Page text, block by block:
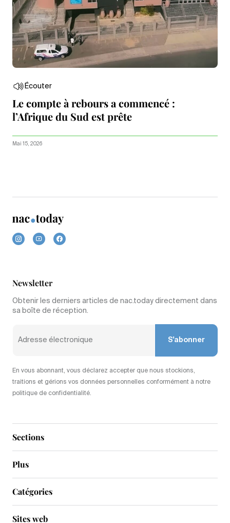
Écouter
Le compte à rebours a commencé :
l’Afrique du Sud est prête
Mai 15, 2026
Sections
Plus
Newsletter
Obtenir les derniers articles de nac.today directement dans
sa boîte de réception.
S'abonner
En vous abonnant, vous déclarez accepter que nous stockions,
traitions et gérions vos données personnelles conformément à notre
politique de confidentialité.
Catégories
Sites web